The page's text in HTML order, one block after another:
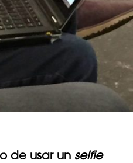
de usar un selfie